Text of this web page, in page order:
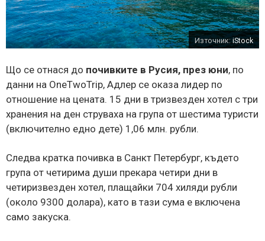
Източник: iStock
Що се отнася до почивките в Русия, през юни, по
данни на OneTwoTrip, Адлер се оказа лидер по
отношение на цената. 15 дни в тризвезден хотел с три
хранения на ден струваха на група от шестима туристи
(включително едно дете) 1,06 млн. рубли.
Следва кратка почивка в Санкт Петербург, където
група от четирима души прекара четири дни в
четиризвезден хотел, плащайки 704 хиляди рубли
(около 9300 долара), като в тази сума е включена
само закуска.